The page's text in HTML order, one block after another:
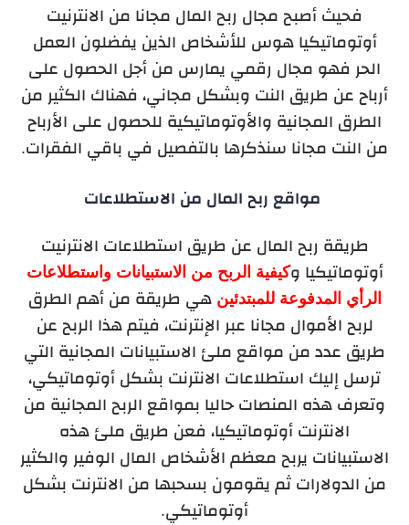
فحيث أصبح مجال ربح المال مجانا من الانترنيت
أوتوماتيكيا هوس للأشخاص الذين يفضلون العمل
الحر فهو مجال رقمي يمارس من أجل الحصول على
أرباح عن طريق النت وبشكل مجاني، فهناك الكثير من
الطرق المجانية والأوتوماتيكية للحصول على الأرباح
من النت مجانا سنذكرها بالتفصيل في باقي الفقرات.
مواقع ربح المال من الاستطلاعات
طريقة ربح المال عن طريق استطلاعات الانترنيت
أوتوماتيكيا وكيفية الربح من الاستبيانات واستطلاعات
الرأي المدفوعة للمبتدئين هي طريقة من أهم الطرق
لربح الأموال مجانا عبر الإنترنت، فيتم هذا الربح عن
طريق عدد من مواقع ملئ الاستبيانات المجانية التي
ترسل إليك استطلاعات الانترنت بشكل أوتوماتيكي،
وتعرف هذه المنصات حاليا بمواقع الربح المجانية من
الانترنت أوتوماتيكيا، فعن طريق ملئ هذه
الاستبيانات يربح معظم الأشخاص المال الوفير والكثير
من الدولارات ثم يقومون بسحبها من الانترنت بشكل
أوتوماتيكي.